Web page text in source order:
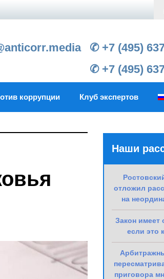
✆ +7 (495)
✆ +7 (495)
коррупции Клуб экспертов
Наши
отложил
на
Закон имеет
если это
приговора